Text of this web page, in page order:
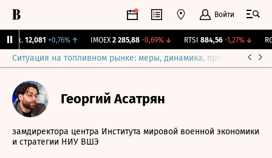
Войти
12,081 +0,76%↑ IMOEX 2 285,88 -0,69%↓ RTSI 884,56 -1,27%↓
Ситуация на топливном рынке: меры, динамика, прогнозы
Георгий Асатрян
замдиректора центра Института мировой военной экономики
и стратегии НИУ ВШЭ